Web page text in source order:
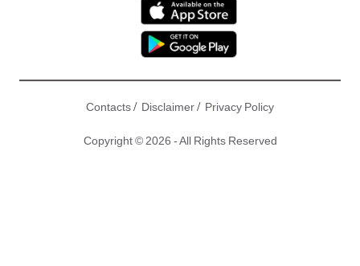
Contacts/ Disclaimer/ Privacy Policy
Copyright © 2026 - All Rights Reserved